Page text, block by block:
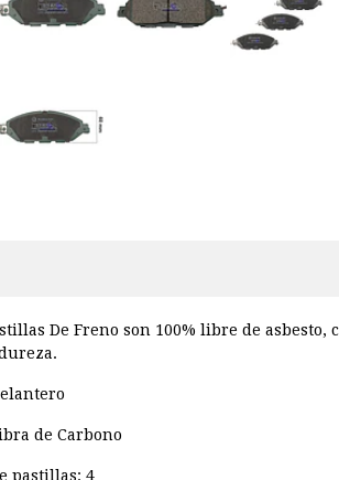
De Freno son 100% libre de
de Carbono
pastillas: 4